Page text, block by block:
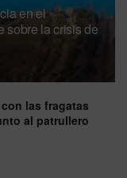
en el
sobre la crisis de
las fragatas
al patrullero